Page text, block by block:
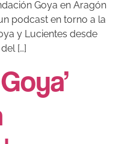
Goya en Aragón
podcast en torno a la
y Lucientes desde
[…]